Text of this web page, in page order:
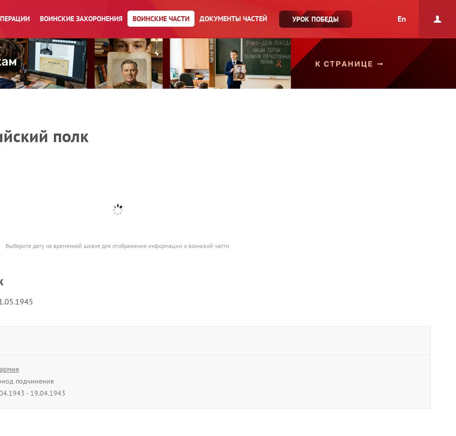
ВОИНСКИЕ ЗАХОРОНЕНИЯ ВОИНСКИЕ ЧАСТИ ДОКУМЕНТЫ ЧАСТЕЙ УРОК ПОБЕДЫ En
полк
Выберите дату на временной шкале для отображения информации о воинской части
подчинения
- 19.04.1943